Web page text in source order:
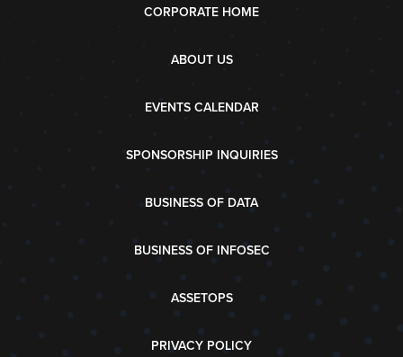
CORPORATE HOME
ABOUT US
EVENTS CALENDAR
SPONSORSHIP INQUIRIES
BUSINESS OF DATA
BUSINESS OF INFOSEC
ASSETOPS
PRIVACY POLICY